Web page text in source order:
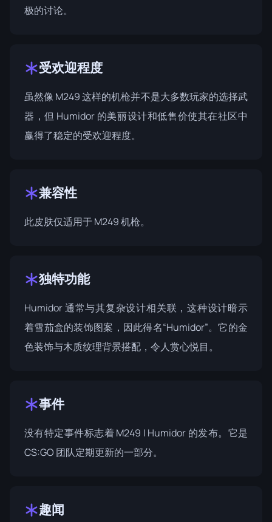
极的讨论。
受欢迎程度
虽然像 M249 这样的机枪并不是大多数玩家的选择武
器，但 Humidor 的美丽设计和低售价使其在社区中
赢得了稳定的受欢迎程度。
兼容性
此皮肤仅适用于 M249 机枪。
独特功能
Humidor 通常与其复杂设计相关联，这种设计暗示
着雪茄盒的装饰图案，因此得名“Humidor”。它的金
色装饰与木质纹理背景搭配，令人赏心悦目。
事件
没有特定事件标志着 M249 | Humidor 的发布。它是
CS:GO 团队定期更新的一部分。
趣闻